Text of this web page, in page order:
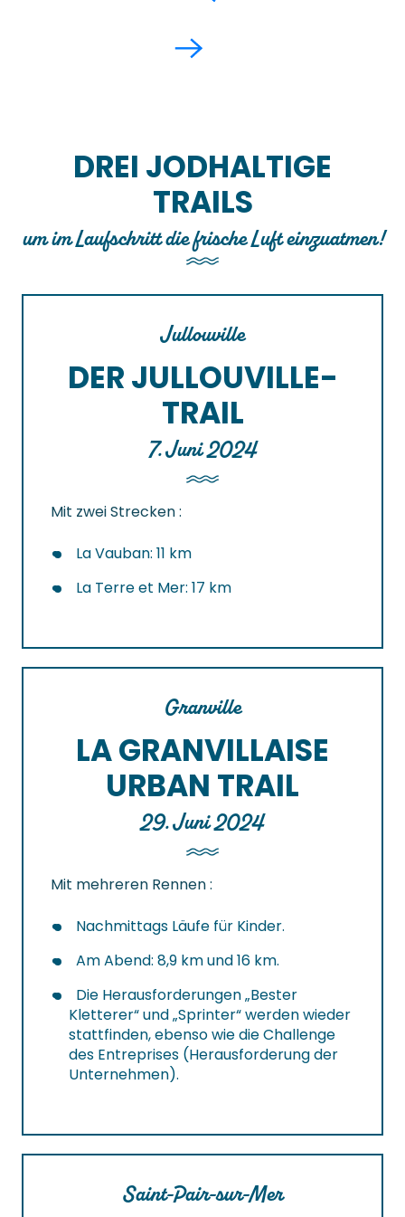
DREI JODHALTIGE
TRAILS
um im Laufschritt die frische Luft einzuatmen!
Jullouville
DER JULLOUVILLE-
TRAIL
7. Juni 2024
Mit zwei Strecken :
La Vauban: 11 km
La Terre et Mer: 17 km
Granville
LA GRANVILLAISE
URBAN TRAIL
29. Juni 2024
Mit mehreren Rennen :
Nachmittags Läufe für Kinder.
Am Abend: 8,9 km und 16 km.
Die Herausforderungen „Bester
Kletterer“ und „Sprinter“ werden wieder
stattfinden, ebenso wie die Challenge
des Entreprises (Herausforderung der
Unternehmen).
Saint-Pair-sur-Mer